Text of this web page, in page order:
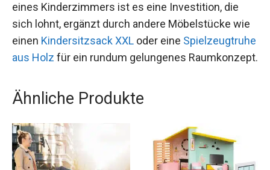
eines Kinderzimmers ist es eine Investition, die
sich lohnt, ergänzt durch andere Möbelstücke wie
einen Kindersitzsack XXL oder eine Spielzeugtruhe
aus Holz für ein rundum gelungenes Raumkonzept.
Ähnliche Produkte